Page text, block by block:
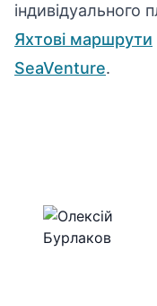
індивідуального
Яхтові маршрути
SeaVenture.